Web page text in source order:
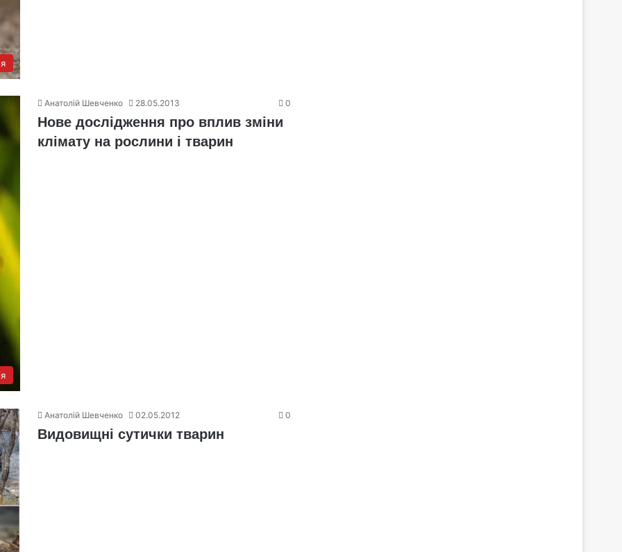
Анатолій Шевченко 28.05.2013 0
Нове дослідження про вплив зміни
клімату на рослини і тварин
Анатолій Шевченко 02.05.2012 0
Видовищні сутички тварин